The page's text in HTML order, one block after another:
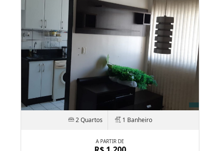
2 Quartos 1 Banheiro
A PARTIR DE
R$ 1.200
Veja mais informações